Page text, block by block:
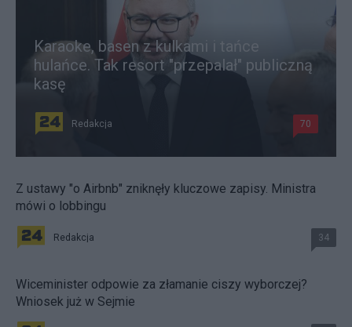
Karaoke, basen z kulkami i tańce
hulańce. Tak resort "przepalał" publiczną
kasę
Redakcja 70
Z ustawy "o Airbnb" zniknęły kluczowe zapisy. Ministra
mówi o lobbingu
Redakcja 34
Wiceminister odpowie za złamanie ciszy wyborczej?
Wniosek już w Sejmie